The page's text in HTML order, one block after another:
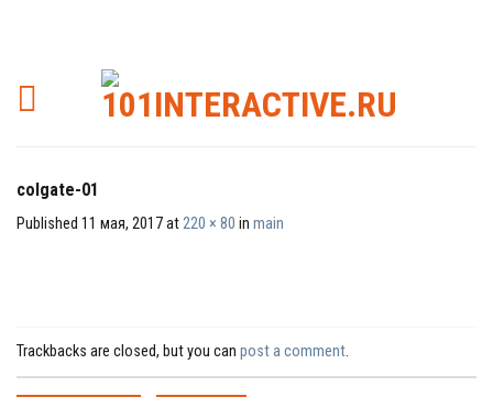
colgate-01
Published 11 мая, 2017at220 × 80 in main
Trackbacks are closed, but you can post a comment.